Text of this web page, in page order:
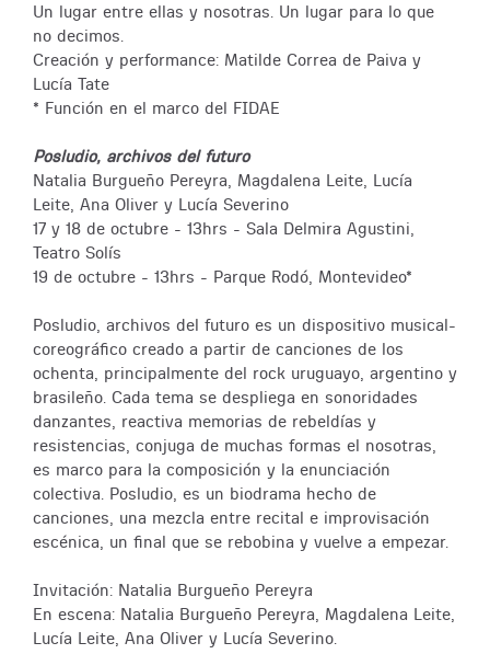
Un lugar entre ellas y nosotras. Un lugar para lo que
no decimos.
Creación y performance: Matilde Correa de Paiva y
Lucía Tate
* Función en el marco del FIDAE
Posludio, archivos del futuro
Natalia Burgueño Pereyra, Magdalena Leite, Lucía
Leite, Ana Oliver y Lucía Severino
17 y 18 de octubre - 13hrs - Sala Delmira Agustini,
Teatro Solís
19 de octubre - 13hrs - Parque Rodó, Montevideo*
Posludio, archivos del futuro es un dispositivo musical-
coreográfico creado a partir de canciones de los
ochenta, principalmente del rock uruguayo, argentino y
brasileño. Cada tema se despliega en sonoridades
danzantes, reactiva memorias de rebeldías y
resistencias, conjuga de muchas formas el nosotras,
es marco para la composición y la enunciación
colectiva. Posludio, es un biodrama hecho de
canciones, una mezcla entre recital e improvisación
escénica, un final que se rebobina y vuelve a empezar.
Invitación: Natalia Burgueño Pereyra
En escena: Natalia Burgueño Pereyra, Magdalena Leite,
Lucía Leite, Ana Oliver y Lucía Severino.